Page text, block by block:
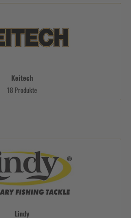
Keitech
18 Produkte
Lindy